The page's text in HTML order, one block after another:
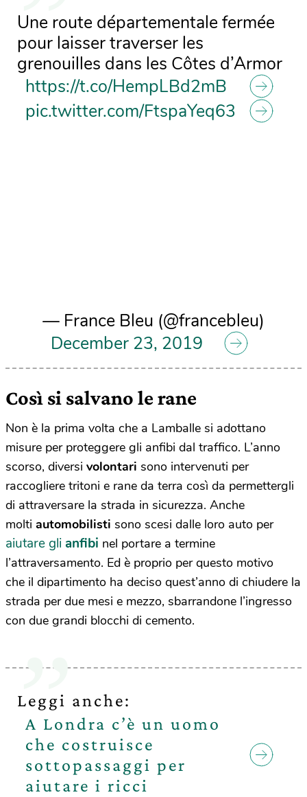
Une route départementale fermée
pour laisser traverser les
grenouilles dans les Côtes d’Armor
https://t.co/HempLBd2mB
pic.twitter.com/FtspaYeq63
— France Bleu (@francebleu)
December 23, 2019
Così si salvano le rane
Non è la prima volta che a Lamballe si adottano
misure per proteggere gli anfibi dal traffico. L’anno
scorso, diversi volontari sono intervenuti per
raccogliere tritoni e rane da terra così da permettergli
di attraversare la strada in sicurezza. Anche
molti automobilisti sono scesi dalle loro auto per
aiutare gli anfibi nel portare a termine
l’attraversamento. Ed è proprio per questo motivo
che il dipartimento ha deciso quest’anno di chiudere la
strada per due mesi e mezzo, sbarrandone l’ingresso
con due grandi blocchi di cemento.
Leggi anche:
A Londra c’è un uomo
che costruisce
sottopassaggi per
aiutare i ricci